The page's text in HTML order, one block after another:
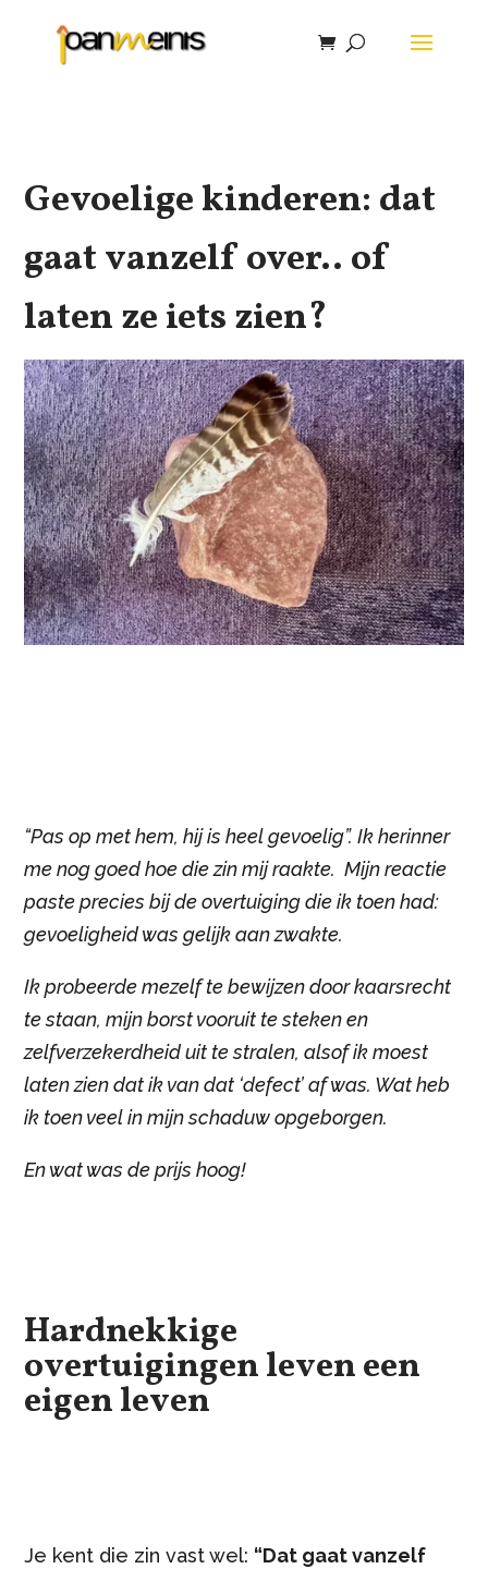
Gevoelige kinderen: dat
gaat vanzelf over.. of
laten ze iets zien?
“Pas op met hem, hij is heel gevoelig”. Ik herinner
me nog goed hoe die zin mij raakte. Mijn reactie
paste precies bij de overtuiging die ik toen had:
gevoeligheid was gelijk aan zwakte.
Ik probeerde mezelf te bewijzen door kaarsrecht
te staan, mijn borst vooruit te steken en
zelfverzekerdheid uit te stralen, alsof ik moest
laten zien dat ik van dat ‘defect’ af was. Wat heb
ik toen veel in mijn schaduw opgeborgen.
En wat was de prijs hoog!
Hardnekkige
overtuigingen leven een
eigen leven
Je kent die zin vast wel: “Dat gaat vanzelf